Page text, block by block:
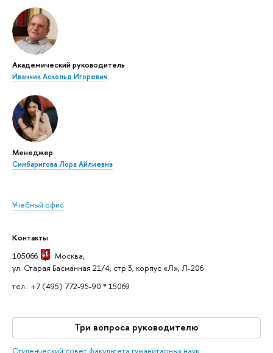
Академический руководитель
Иванчик Аскольд Игоревич
Менеджер
Синбаригова Лора Айлиевна
Учебный офис
Контакты
105066
Москва,
ул. Старая Басманная 21/4, стр 3, корпус «Л», Л-206
тел.: +7 (495) 772-95-90 * 15069
Три вопроса руководителю